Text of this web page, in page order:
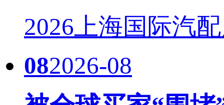
2026上海国际汽
082026-08